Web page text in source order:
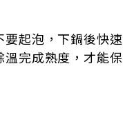
起泡，下鍋後快速
完成熟度，才能保